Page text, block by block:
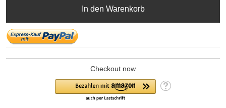
In den Warenkorb
Checkout now